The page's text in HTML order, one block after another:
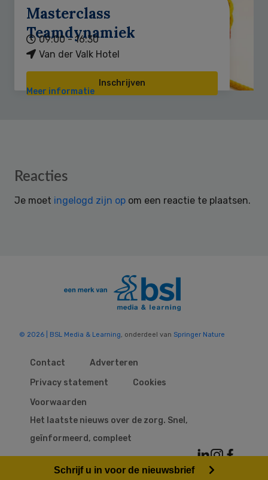
Masterclass
Teamdynamiek
09:00 - 16:30
Van der Valk Hotel
Inschrijven
Meer informatie
Reader
Reacties
Je moet ingelogd zijn op om een reactie te plaatsen.
© 2026 | BSL Media & Learning , onderdeel van Springer Nature
Contact
Adverteren
Privacy statement
Cookies
Voorwaarden
Het laatste nieuws over de zorg. Snel,
geïnformeerd, compleet
Schrijf u in voor de nieuwsbrief